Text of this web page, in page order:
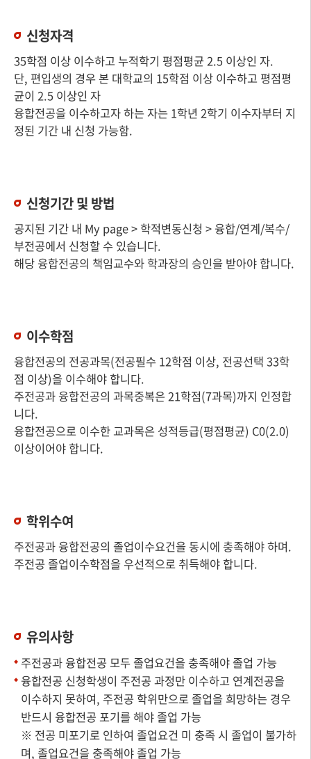
신청자격
35학점 이상 이수하고 누적학기 평점평균 2.5 이상인 자.
단, 편입생의 경우 본 대학교의 15학점 이상 이수하고 평점평
균이 2.5 이상인 자
융합전공을 이수하고자 하는 자는 1학년 2학기 이수자부터 지
정된 기간 내 신청 가능함.
신청기간 및 방법
공지된 기간 내 My page > 학적변동신청 > 융합/연계/복수/
부전공에서 신청할 수 있습니다.
해당 융합전공의 책임교수와 학과장의 승인을 받아야 합니다.
이수학점
융합전공의 전공과목(전공필수 12학점 이상, 전공선택 33학
점 이상)을 이수해야 합니다.
주전공과 융합전공의 과목중복은 21학점(7과목)까지 인정합
니다.
융합전공으로 이수한 교과목은 성적등급(평점평균) C0(2.0)
이상이어야 합니다.
학위수여
주전공과 융합전공의 졸업이수요건을 동시에 충족해야 하며.
주전공 졸업이수학점을 우선적으로 취득해야 합니다.
유의사항
주전공과 융합전공 모두 졸업요건을 충족해야 졸업 가능
융합전공 신청학생이 주전공 과정만 이수하고 연계전공을
이수하지 못하여, 주전공 학위만으로 졸업을 희망하는 경우
반드시 융합전공 포기를 해야 졸업 가능
※ 전공 미포기로 인하여 졸업요건 미 충족 시 졸업이 불가하
며, 졸업요건을 충족해야 졸업 가능